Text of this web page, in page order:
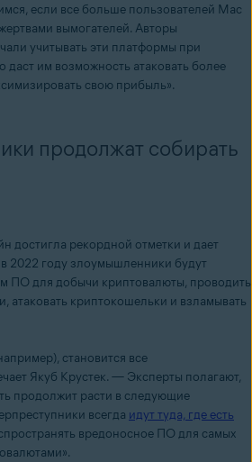
если все больше пользователей Mac
вымогателей. Авторы
учитывать эти платформы при
даст им возможность атаковать более
свою прибыль».
продолжат собирать
достигла рекордной отметки и дает
в 2022 году злоумышленники будут
ПО для добычи криптовалюты, проводить
атаковать криптокошельки и взламывать
становится все
Якуб Крустек. — Эксперты полагают,
продолжит расти в следующие
всегда идут туда, где есть
вредоносное ПО для самых